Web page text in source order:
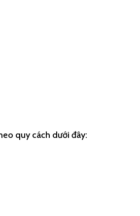
quy cách dưới đây: